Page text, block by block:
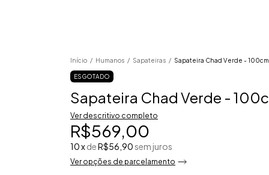
Início / Humanos / Sapateiras / Sapateira Chad Verde - 100cm
ESGOTADO
Sapateira Chad Verde -
Ver descritivo completo
R$569,00
10xdeR$56,90sem juros
Ver opções de parcelamento